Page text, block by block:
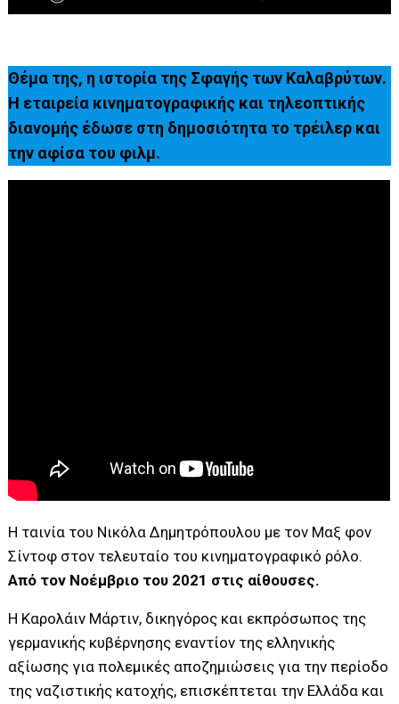
Θέμα της, η ιστορία της Σφαγής των Καλαβρύτων.
Η εταιρεία κινηματογραφικής και τηλεοπτικής
διανομής έδωσε στη δημοσιότητα το τρέιλερ και
την αφίσα του φιλμ.
H ταινία του Νικόλα Δημητρόπουλου με τον Μαξ φον
Σίντοφ στον τελευταίο του κινηματογραφικό ρόλο.
Από τον Νοέμβριο του 2021 στις αίθουσες.
Η Καρολάιν Μάρτιν, δικηγόρος και εκπρόσωπος της
γερμανικής κυβέρνησης εναντίον της ελληνικής
αξίωσης για πολεμικές αποζημιώσεις για την περίοδο
της ναζιστικής κατοχής, επισκέπτεται την Ελλάδα και